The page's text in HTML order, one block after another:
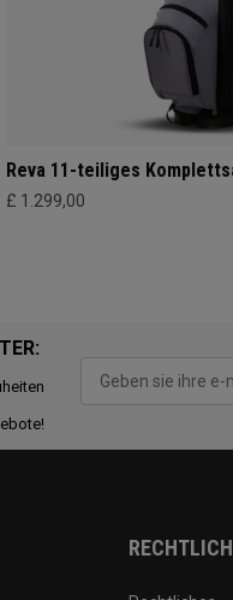
Reva 11-teiliges
£ 1.299,00